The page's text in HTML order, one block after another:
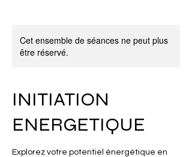
Cet ensemble de séances ne peut plus
être réservé.
INITIATION
ENERGETIQUE
Explorez votre potentiel énergétique en